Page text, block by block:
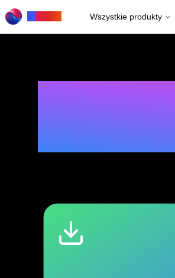
Wszystkie produkty
Tworzy
rzegląd